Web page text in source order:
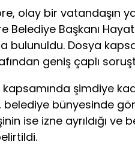
olay bir vatandaşın
Belediye Başkanı
bulunuldu. Dosya
geniş çaplı
şimdiye
belediye bünyesinde
ise izne ayrıldığı ve